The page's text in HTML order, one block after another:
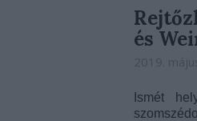
és
Ismét